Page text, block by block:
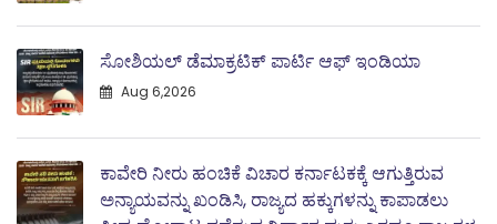
ಸೋಶಿಯಲ್ ಡೆಮಾಕ್ರಟಿಕ್ ಪಾರ್ಟಿ ಆಫ್ ಇಂಡಿಯಾ
Aug 6,2026
ಕಾವೇರಿ ನೀರು ಹಂಚಿಕೆ ವಿಚಾರ ಕರ್ನಾಟಕಕ್ಕೆ ಆಗುತ್ತಿರುವ
ಅನ್ಯಾಯವನ್ನು ಖಂಡಿಸಿ, ರಾಜ್ಯದ ಹಕ್ಕುಗಳನ್ನು ಕಾಪಾಡಲು